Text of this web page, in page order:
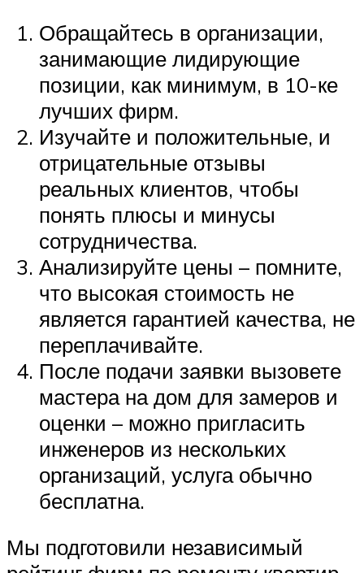
Обращайтесь в организации,
занимающие лидирующие
позиции, как минимум, в 10-ке
лучших фирм.
Изучайте и положительные, и
отрицательные отзывы
реальных клиентов, чтобы
понять плюсы и минусы
сотрудничества.
Анализируйте цены – помните,
что высокая стоимость не
является гарантией качества, не
переплачивайте.
После подачи заявки вызовете
мастера на дом для замеров и
оценки – можно пригласить
инженеров из нескольких
организаций, услуга обычно
бесплатна.
Мы подготовили независимый